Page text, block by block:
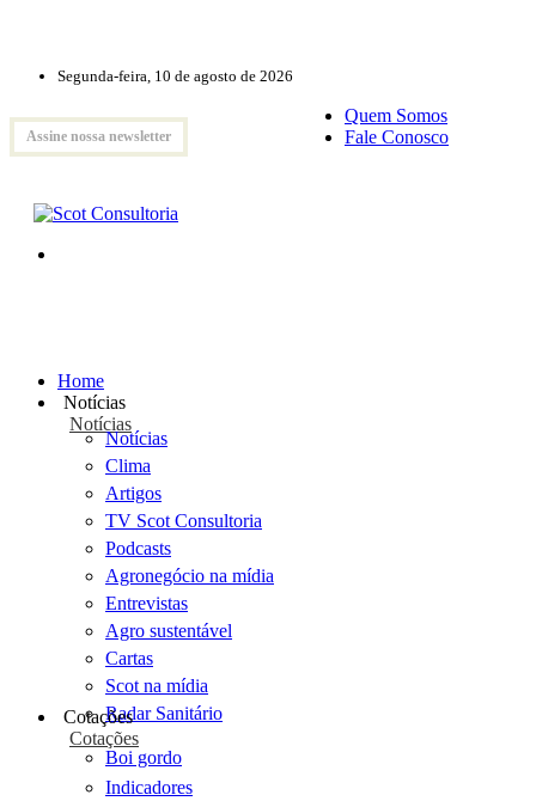
Segunda-feira, 10 de agosto de 2026
Assine nossa newsletter
Quem Somos
Fale Conosco
Home
Notícias
Notícias
Notícias
Clima
Artigos
TV Scot Consultoria
Podcasts
Agronegócio na mídia
Entrevistas
Agro sustentável
Cartas
Scot na mídia
Radar Sanitário
Cotações
Cotações
Boi gordo
Indicadores